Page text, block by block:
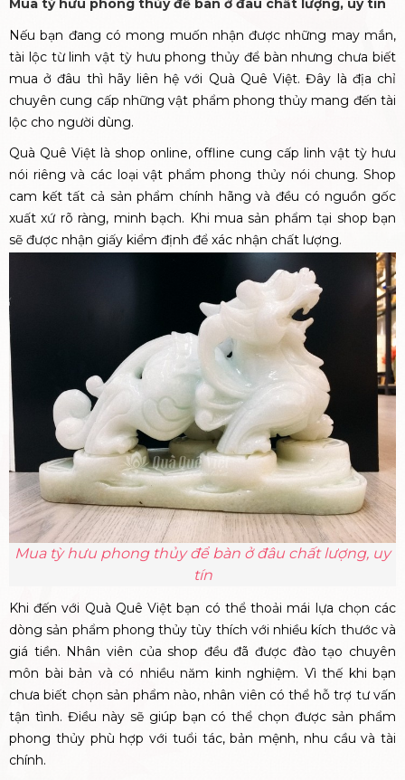
Mua tỳ hưu phong thủy để bàn ở đâu chất lượng, uy tín
Nếu bạn đang có mong muốn nhận được những may mắn,
tài lộc từ linh vật tỳ hưu phong thủy để bàn nhưng chưa biết
mua ở đâu thì hãy liên hệ với Quà Quê Việt. Đây là địa chỉ
chuyên cung cấp những vật phẩm phong thủy mang đến tài
lộc cho người dùng.
Quà Quê Việt là shop online, offline cung cấp linh vật tỳ hưu
nói riêng và các loại vật phẩm phong thủy nói chung. Shop
cam kết tất cả sản phẩm chính hãng và đều có nguồn gốc
xuất xứ rõ ràng, minh bạch. Khi mua sản phẩm tại shop bạn
sẽ được nhận giấy kiểm định để xác nhận chất lượng.
Mua tỳ hưu phong thủy để bàn ở đâu chất lượng, uy
tín
Khi đến với Quà Quê Việt bạn có thể thoải mái lựa chọn các
dòng sản phẩm phong thủy tùy thích với nhiều kích thước và
giá tiền. Nhân viên của shop đều đã được đào tạo chuyên
môn bài bản và có nhiều năm kinh nghiệm. Vì thế khi bạn
chưa biết chọn sản phẩm nào, nhân viên có thể hỗ trợ tư vấn
tận tình. Điều này sẽ giúp bạn có thể chọn được sản phẩm
phong thủy phù hợp với tuổi tác, bản mệnh, nhu cầu và tài
chính.